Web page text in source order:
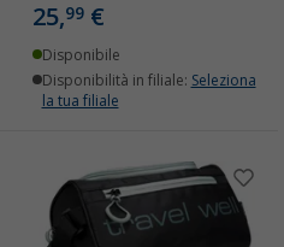
25,99 €
Disponibile
Disponibilità in filiale: Seleziona
la tua filiale